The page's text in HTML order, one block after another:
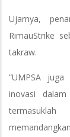
Ujarnya,
RimauStrike
takraw.
“UMPSA
inovasi